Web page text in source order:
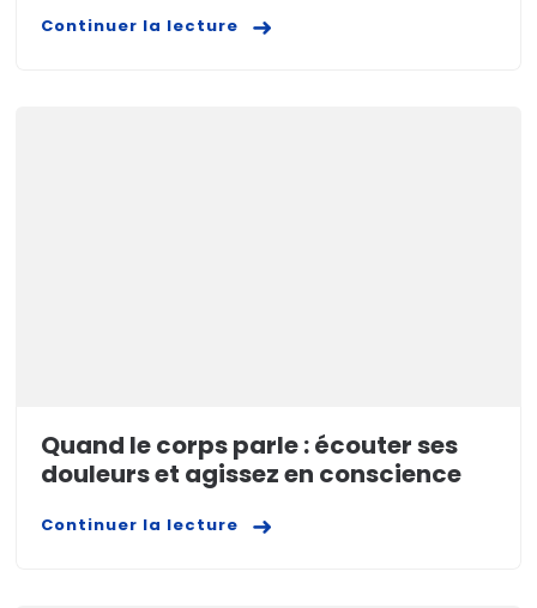
Continuer la lecture
Quand le corps parle : écouter ses
douleurs et agissez en conscience
Continuer la lecture